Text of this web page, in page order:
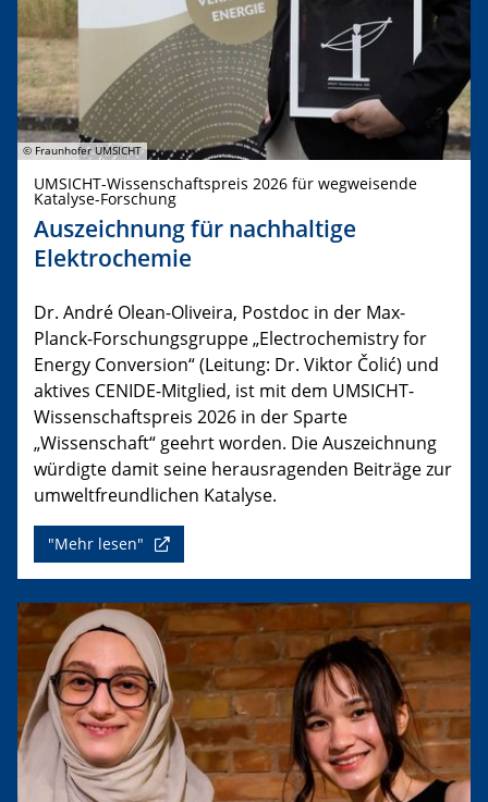
© Fraunhofer UMSICHT
UMSICHT-Wissenschaftspreis 2026 für wegweisende
Katalyse-Forschung
Auszeichnung für nachhaltige
Elektrochemie
Dr. André Olean-Oliveira, Postdoc in der Max-
Planck-Forschungsgruppe „Electrochemistry for
Energy Conversion“ (Leitung: Dr. Viktor Čolić) und
aktives CENIDE-Mitglied, ist mit dem UMSICHT-
Wissenschaftspreis 2026 in der Sparte
„Wissenschaft“ geehrt worden. Die Auszeichnung
würdigte damit seine herausragenden Beiträge zur
umweltfreundlichen Katalyse.
"Mehr lesen"